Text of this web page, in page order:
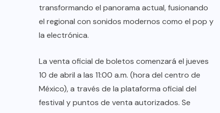
transformando el panorama actual, fusionando
el regional con sonidos modernos como el pop y
la electrónica.
La venta oficial de boletos comenzará el jueves
10 de abril a las 11:00 a.m. (hora del centro de
México), a través de la plataforma oficial del
festival y puntos de venta autorizados. Se